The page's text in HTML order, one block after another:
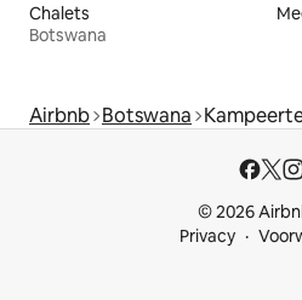
Chalets
Botswana
Airbnb Botswana
© 2026
Privacy